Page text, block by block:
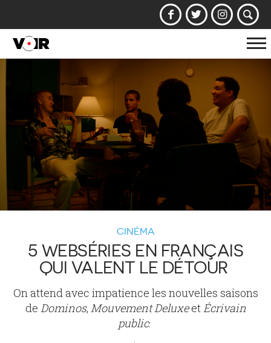
la
CINÉMA
5 WEBSÉRIES EN FRANÇAIS
QUI VALENT LE DÉTOUR
On attend avec impatience les nouvelles saisons
de Dominos, Mouvement DeluxeetÉcrivain
public.